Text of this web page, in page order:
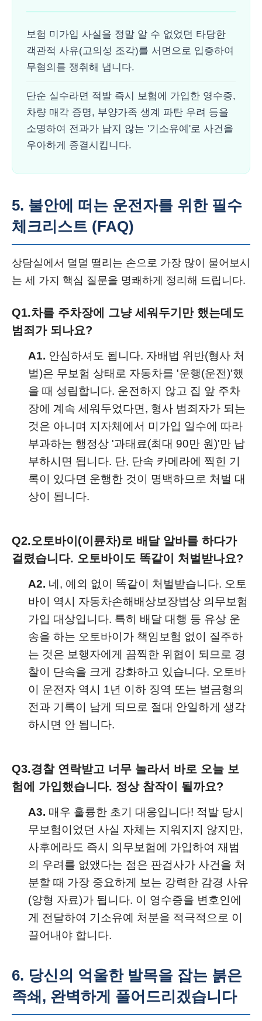
보험 미가입 사실을 정말 알 수 없었던 타당한
객관적 사유(고의성 조각)를 서면으로 입증하여
무혐의를 쟁취해 냅니다.
단순 실수라면 적발 즉시 보험에 가입한 영수증,
차량 매각 증명, 부양가족 생계 파탄 우려 등을
소명하여 전과가 남지 않는 '기소유예'로 사건을
우아하게 종결시킵니다.
5. 불안에 떠는 운전자를 위한 필수
체크리스트 (FAQ)
상담실에서 덜덜 떨리는 손으로 가장 많이 물어보시
는 세 가지 핵심 질문을 명쾌하게 정리해 드립니다.
Q1.차를 주차장에 그냥 세워두기만 했는데도
범죄가 되나요?
A1. 안심하셔도 됩니다. 자배법 위반(형사 처
벌)은 무보험 상태로 자동차를 '운행(운전)'했
을 때 성립합니다. 운전하지 않고 집 앞 주차
장에 계속 세워두었다면, 형사 범죄자가 되는
것은 아니며 지자체에서 미가입 일수에 따라
부과하는 행정상 '과태료(최대 90만 원)'만 납
부하시면 됩니다. 단, 단속 카메라에 찍힌 기
록이 있다면 운행한 것이 명백하므로 처벌 대
상이 됩니다.
Q2.오토바이(이륜차)로 배달 알바를 하다가
걸렸습니다. 오토바이도 똑같이 처벌받나요?
A2. 네, 예외 없이 똑같이 처벌받습니다. 오토
바이 역시 자동차손해배상보장법상 의무보험
가입 대상입니다. 특히 배달 대행 등 유상 운
송을 하는 오토바이가 책임보험 없이 질주하
는 것은 보행자에게 끔찍한 위협이 되므로 경
찰이 단속을 크게 강화하고 있습니다. 오토바
이 운전자 역시 1년 이하 징역 또는 벌금형의
전과 기록이 남게 되므로 절대 안일하게 생각
하시면 안 됩니다.
Q3.경찰 연락받고 너무 놀라서 바로 오늘 보
험에 가입했습니다. 정상 참작이 될까요?
A3. 매우 훌륭한 초기 대응입니다! 적발 당시
무보험이었던 사실 자체는 지워지지 않지만,
사후에라도 즉시 의무보험에 가입하여 재범
의 우려를 없앴다는 점은 판검사가 사건을 처
분할 때 가장 중요하게 보는 강력한 감경 사유
(양형 자료)가 됩니다. 이 영수증을 변호인에
게 전달하여 기소유예 처분을 적극적으로 이
끌어내야 합니다.
6. 당신의 억울한 발목을 잡는 붉은
족쇄, 완벽하게 풀어드리겠습니다